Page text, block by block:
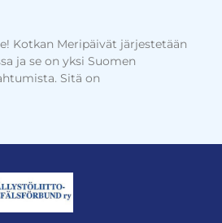
Kotkan Meripäivät järjestetään
ja se on yksi Suomen
Sitä on